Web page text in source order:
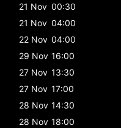
21 Nov 00:30
21 Nov 04:00
22 Nov 04:00
29 Nov 16:00
27 Nov 13:30
27 Nov 17:00
28 Nov 14:30
28 Nov 18:00